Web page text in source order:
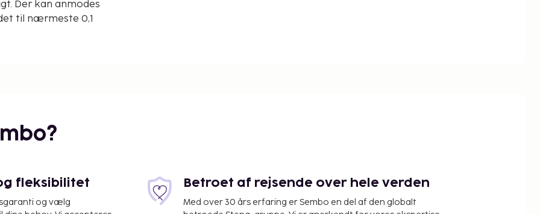
Der kan anmodes
til nærmeste 0,1
fleksibilitet
og vælg
Betroet af rejsende over hele verden
Med over 30 års erfaring er Sembo en del af den globalt